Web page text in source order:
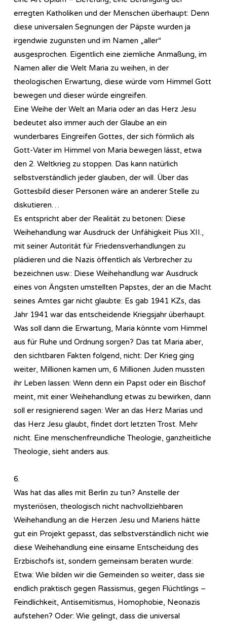
erregten Katholiken und der Menschen überhaupt: Denn
diese universalen Segnungen der Päpste wurden ja
irgendwie zugunsten und im Namen „aller“
ausgesprochen. Eigentlich eine ziemliche Anmaßung, im
Namen aller die Welt Maria zu weihen, in der
theologischen Erwartung, diese würde vom Himmel Gott
bewegen und dieser würde eingreifen.
Eine Weihe der Welt an Maria oder an das Herz Jesu
bedeutet also immer auch der Glaube an ein
wunderbares Eingreifen Gottes, der sich förmlich als
Gott-Vater im Himmel von Maria bewegen lässt, etwa
den 2. Weltkrieg zu stoppen. Das kann natürlich
selbstverständlich jeder glauben, der will. Über das
Gottesbild dieser Personen wäre an anderer Stelle zu
diskutieren…
Es entspricht aber der Realität zu betonen: Diese
Weihehandlung war Ausdruck der Unfähigkeit Pius XII.,
mit seiner Autorität für Friedensverhandlungen zu
plädieren und die Nazis öffentlich als Verbrecher zu
bezeichnen usw.: Diese Weihehandlung war Ausdruck
eines von Ängsten umstellten Papstes, der an die Macht
seines Amtes gar nicht glaubte: Es gab 1941 KZs, das
Jahr 1941 war das entscheidende Kriegsjahr überhaupt.
Was soll dann die Erwartung, Maria könnte vom Himmel
aus für Ruhe und Ordnung sorgen? Das tat Maria aber,
den sichtbaren Fakten folgend, nicht: Der Krieg ging
weiter, Millionen kamen um, 6 Millionen Juden mussten
ihr Leben lassen: Wenn denn ein Papst oder ein Bischof
meint, mit einer Weihehandlung etwas zu bewirken, dann
soll er resignierend sagen: Wer an das Herz Marias und
das Herz Jesu glaubt, findet dort letzten Trost. Mehr
nicht. Eine menschenfreundliche Theologie, ganzheitliche
Theologie, sieht anders aus.
6.
Was hat das alles mit Berlin zu tun? Anstelle der
mysteriösen, theologisch nicht nachvollziehbaren
Weihehandlung an die Herzen Jesu und Mariens hätte
gut ein Projekt gepasst, das selbstverständlich nicht wie
diese Weihehandlung eine einsame Entscheidung des
Erzbischofs ist, sondern gemeinsam beraten wurde:
Etwa: Wie bilden wir die Gemeinden so weiter, dass sie
endlich praktisch gegen Rassismus, gegen Flüchtlings –
Feindlichkeit, Antisemitismus, Homophobie, Neonazis
aufstehen? Oder: Wie gelingt, dass die universal